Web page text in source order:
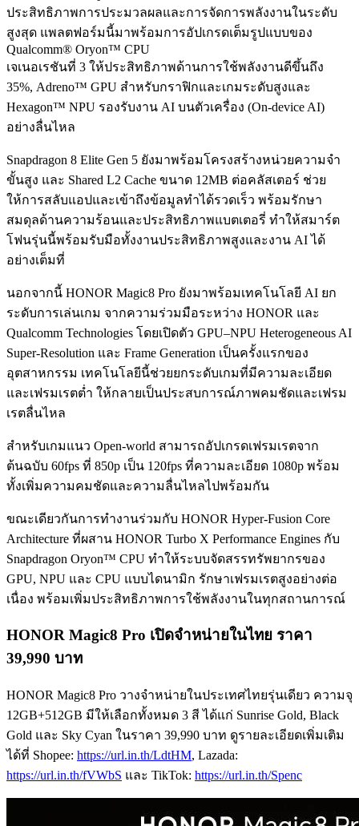
ประสิทธิภาพการประมวลผลและการจัดการพลังงานในระดับ
สูงสุด แพลตฟอร์มนี้มาพร้อมการอัปเกรดเต็มรูปแบบของ
Qualcomm® Oryon™ CPU
เจเนอเรชันที่ 3 ให้ประสิทธิภาพด้านการใช้พลังงานดีขึ้นถึง
35%, Adreno™ GPU สำหรับกราฟิกและเกมระดับสูงและ
Hexagon™ NPU รองรับงาน AI บนตัวเครื่อง (On-device AI)
อย่างลื่นไหล
Snapdragon 8 Elite Gen 5 ยังมาพร้อมโครงสร้างหน่วยความจำ
ขั้นสูง และ Shared L2 Cache ขนาด 12MB ต่อคลัสเตอร์ ช่วย
ให้การสลับแอปและเข้าถึงข้อมูลทำได้รวดเร็ว พร้อมรักษา
สมดุลด้านความร้อนและประสิทธิภาพแบตเตอรี่ ทำให้สมาร์ต
โฟนรุ่นนี้พร้อมรับมือทั้งงานประสิทธิภาพสูงและงาน AI ได้
อย่างเต็มที่
นอกจากนี้ HONOR Magic8 Pro ยังมาพร้อมเทคโนโลยี AI ยก
ระดับการเล่นเกม จากความร่วมมือระหว่าง HONOR และ
Qualcomm Technologies โดยเปิดตัว GPU–NPU Heterogeneous AI
Super-Resolution และ Frame Generation เป็นครั้งแรกของ
อุตสาหกรรม เทคโนโลยีนี้ช่วยยกระดับเกมที่มีความละเอียด
และเฟรมเรตต่ำ ให้กลายเป็นประสบการณ์ภาพคมชัดและเฟรม
เรตลื่นไหล
สำหรับเกมแนว Open-world สามารถอัปเกรดเฟรมเรตจาก
ต้นฉบับ 60fps ที่ 850p เป็น 120fps ที่ความละเอียด 1080p พร้อม
ทั้งเพิ่มความคมชัดและความลื่นไหลไปพร้อมกัน
ขณะเดียวกันการทำงานร่วมกับ HONOR Hyper-Fusion Core
Architecture ที่ผสาน HONOR Turbo X Performance Engines กับ
Snapdragon Oryon™ CPU ทำให้ระบบจัดสรรทรัพยากรของ
GPU, NPU และ CPU แบบไดนามิก รักษาเฟรมเรตสูงอย่างต่อ
เนื่อง พร้อมเพิ่มประสิทธิภาพการใช้พลังงานในทุกสถานการณ์
HONOR Magic8 Pro เปิดจำหน่ายในไทย ราคา
39,990 บาท
HONOR Magic8 Pro วางจำหน่ายในประเทศไทยรุ่นเดียว ความจุ
12GB+512GB มีให้เลือกทั้งหมด 3 สี ได้แก่ Sunrise Gold, Black
Gold และ Sky Cyan ในราคา 39,990 บาท ดูรายละเอียดเพิ่มเติม
ได้ที่ Shopee: https://url.in.th/LdtHM, Lazada:
https://url.in.th/fVWbS และ TikTok: https://url.in.th/Spenc